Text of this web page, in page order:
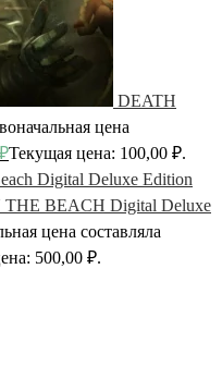
DEATH
цена
₽Текущая цена: 100,00 ₽.
BEACH Digital Deluxe
цена составляла
500,00 ₽.